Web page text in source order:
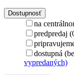
Dostupnosť
na
predpredaj
dostupná
vypredaných)